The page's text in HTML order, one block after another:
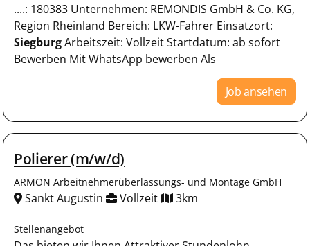
....: 180383 Unternehmen: REMONDIS GmbH & Co. KG,
Region Rheinland Bereich: LKW-Fahrer Einsatzort:
SiegburgArbeitszeit: Vollzeit Startdatum: ab sofort
Bewerben Mit WhatsApp bewerben Als
Job ansehen
Polierer (m/w/d)
ARMON Arbeitnehmerüberlassungs- und Montage GmbH
Sankt Augustin Vollzeit 3km
Stellenangebot